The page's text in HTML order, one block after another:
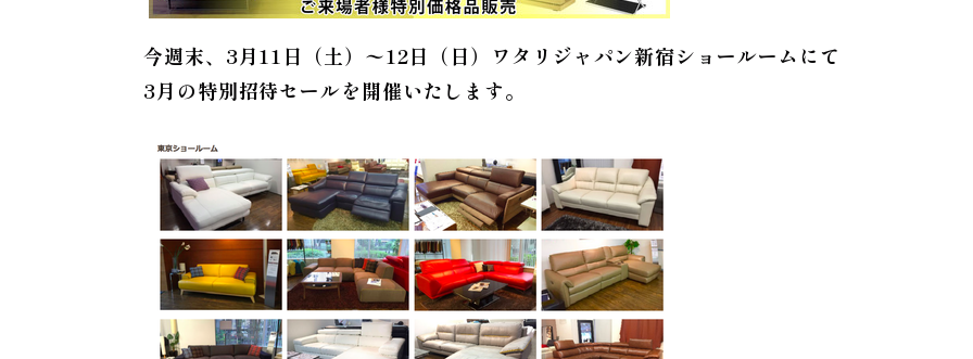
今週末、3月11日（土）〜12日（日）ワタリジャパン新宿ショールームにて
3月の特別招待セールを開催いたします。